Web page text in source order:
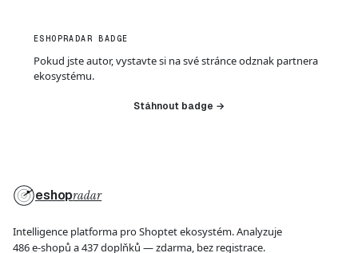
ESHOPRADAR BADGE
Pokud jste autor, vystavte si na své stránce odznak partnera
ekosystému.
Stáhnout badge →
eshopradar
Intelligence platforma pro Shoptet ekosystém. Analyzuje
486 e-shopů a 437 doplňků — zdarma, bez registrace.